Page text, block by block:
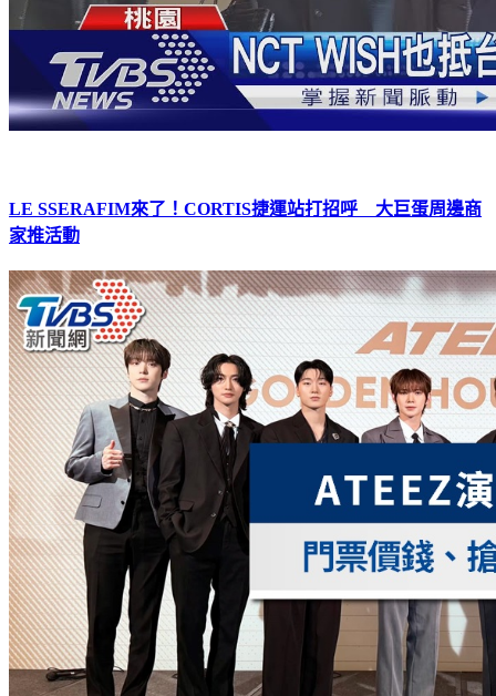
LE SSERAFIM來了！CORTIS捷運站打招呼 大巨蛋周邊商
家推活動